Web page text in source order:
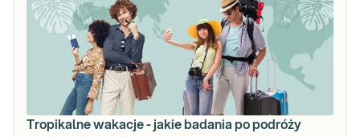
Tropikalne wakacje - jakie badania po podróży